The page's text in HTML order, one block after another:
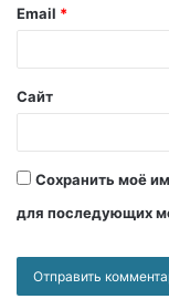
Email *
Сайт
Сохранить моё
для последующих